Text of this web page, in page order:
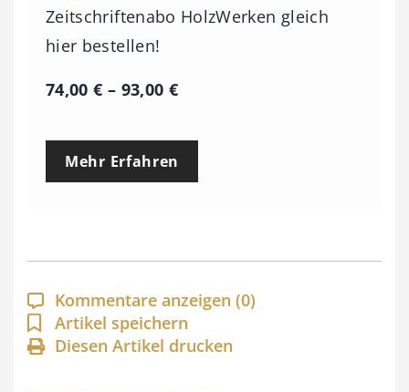
Zeitschriftenabo HolzWerken gleich
hier bestellen!
74,00€ – 93,00 €P
e
p
a
n
n
Mehr Erfahren
Kommentare anzeigen (0)
Artikel speichern
Diesen Artikel drucken